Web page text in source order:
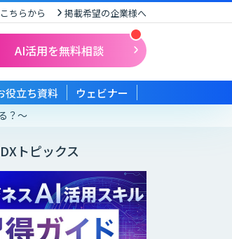
ちらから 掲載希望の企業様へ
AI活用を無料相談
役立ち資料 ウェビナー
？～
DXトピックス